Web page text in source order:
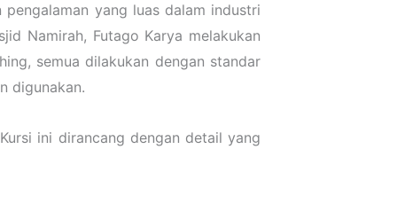
yang luas dalam industri
Namirah, Futago Karya melakukan
semua dilakukan dengan standar
digunakan.
ini dirancang dengan detail yang